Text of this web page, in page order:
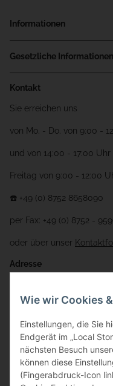
Informationen
Gesetzliche Informationen
Kontakt
Sie erreichen uns
von Mo. - Do. von 9:00 -
und von 14:00 - 17:00 Uhr
Freitag von 9:00 - 12:00
☎️ +49 (0) 8752 8658090
per Fax: +49 (0) 8752 -
oder über unser
Adresse
Gewerbering 17
84072 Au i.d. Hallertau
info@bauer-tore.de
Wie wir Cookies
Einstellungen, die Sie
Endgerät im „Local
nächsten Besuch
können diese
(Fingerabdruck-Icon